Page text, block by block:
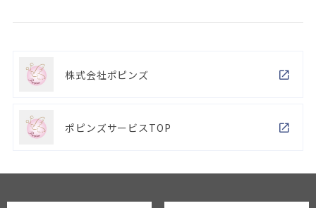
株式会社ポピンズ
ポピンズサービスTOP